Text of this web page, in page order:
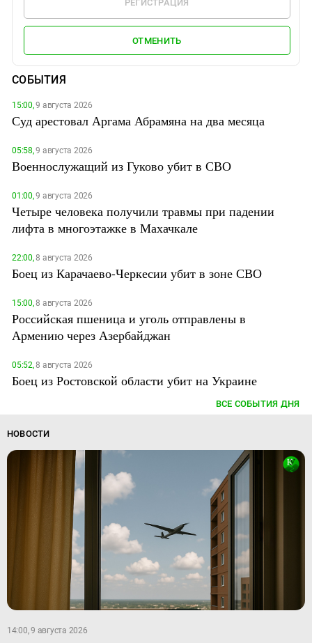
РЕГИСТРАЦИЯ
ОТМЕНИТЬ
СОБЫТИЯ
15:00,9 августа 2026
Суд арестовал Аргама Абрамяна на два месяца
05:58,9 августа 2026
Военнослужащий из Гуково убит в СВО
01:00,9 августа 2026
Четыре человека получили травмы при падении
лифта в многоэтажке в Махачкале
22:00,8 августа 2026
Боец из Карачаево-Черкесии убит в зоне СВО
15:00,8 августа 2026
Российская пшеница и уголь отправлены в
Армению через Азербайджан
05:52,8 августа 2026
Боец из Ростовской области убит на Украине
ВСЕ СОБЫТИЯ ДНЯ
НОВОСТИ
14:00, 9 августа 2026